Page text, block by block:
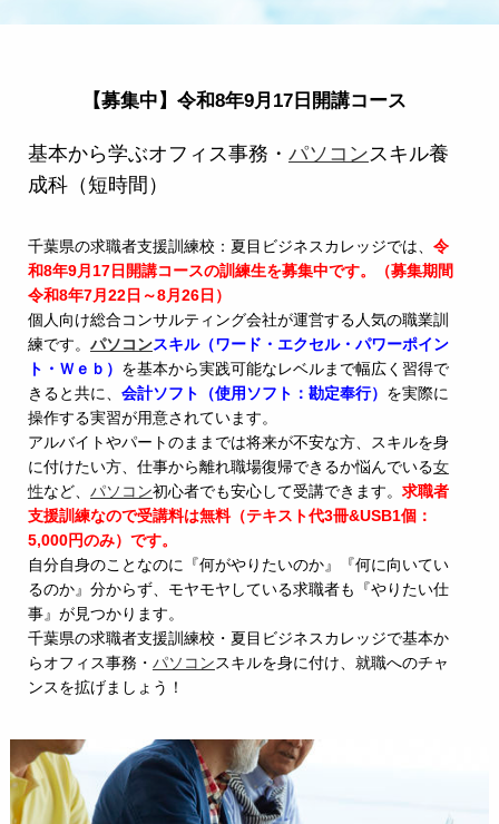
【募集中】令和8年9月17日開講コース
基本から学ぶオフィス事務・ パソコンスキル養
成科（短時間）
千葉県の求職者支援訓練校：夏目ビジネスカレッジでは、 令
和8年9月17日開講コースの訓練生を募集中です。（募集期間
令和8年7月22日～8月26日）
個人向け総合コンサルティング会社が運営する人気の職業訓
練です。 パソコンスキル（ワード・エクセル・パワーポイン
ト・Ｗｅｂ） を基本から実践可能なレベルまで幅広く習得で
きると共に、 会計ソフト（使用ソフト：勘定奉行） を実際に
操作する実習が用意されています。
アルバイトやパートのままでは将来が不安な方、スキルを身
に付けたい方、仕事から離れ職場復帰できるか悩んでいる女
性など、 パソコン初心者でも安心して受講できます。 求職者
支援訓練なので受講料は無料（テキスト代3冊&USB1個：
5,000円のみ）です。
自分自身のことなのに『何がやりたいのか』『何に向いてい
るのか』分からず、モヤモヤしている求職者も『やりたい仕
事』が見つかります。
千葉県の求職者支援訓練校・夏目ビジネスカレッジで基本か
らオフィス事務・ パソコンスキルを身に付け、就職へのチャ
ンスを拡げましょう！